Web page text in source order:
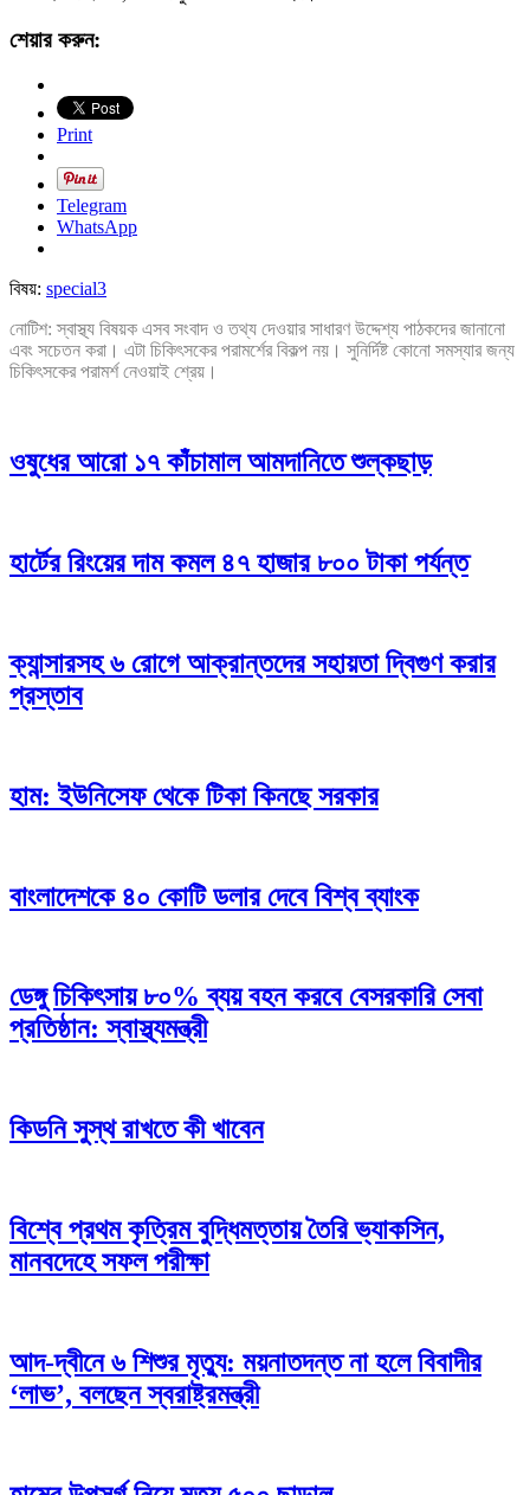
শেয়ার করুন:
Print
Telegram
WhatsApp
বিষয়: special3
নোটিশ: স্বাস্থ্য বিষয়ক এসব সংবাদ ও তথ্য দেওয়ার সাধারণ উদ্দেশ্য পাঠকদের জানানো
এবং সচেতন করা। এটা চিকিৎসকের পরামর্শের বিকল্প নয়। সুনির্দিষ্ট কোনো সমস্যার জন্য
চিকিৎসকের পরামর্শ নেওয়াই শ্রেয়।
ওষুধের আরো ১৭ কাঁচামাল আমদানিতে শুল্কছাড়
হার্টের রিংয়ের দাম কমল ৪৭ হাজার ৮০০ টাকা পর্যন্ত
ক্যান্সারসহ ৬ রোগে আক্রান্তদের সহায়তা দ্বিগুণ করার
প্রস্তাব
হাম: ইউনিসেফ থেকে টিকা কিনছে সরকার
বাংলাদেশকে ৪০ কোটি ডলার দেবে বিশ্ব ব্যাংক
ডেঙ্গু চিকিৎসায় ৮০% ব্যয় বহন করবে বেসরকারি সেবা
প্রতিষ্ঠান: স্বাস্থ্যমন্ত্রী
কিডনি সুস্থ রাখতে কী খাবেন
বিশ্বে প্রথম কৃত্রিম বুদ্ধিমত্তায় তৈরি ভ্যাকসিন,
মানবদেহে সফল পরীক্ষা
আদ-দ্বীনে ৬ শিশুর মৃত্যু: ময়নাতদন্ত না হলে বিবাদীর
‘লাভ’, বলছেন স্বরাষ্ট্রমন্ত্রী